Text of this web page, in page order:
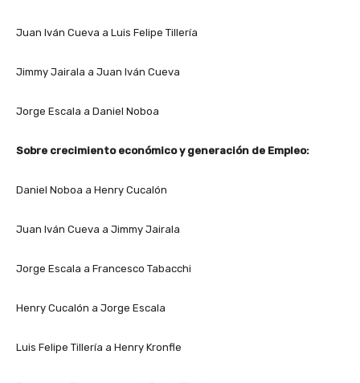
Juan Iván Cueva a Luis Felipe Tillería
Jimmy Jairala a Juan Iván Cueva
Jorge Escala a Daniel Noboa
Sobre crecimiento económico y generación de Empleo:
Daniel Noboa a Henry Cucalón
Juan Iván Cueva a Jimmy Jairala
Jorge Escala a Francesco Tabacchi
Henry Cucalón a Jorge Escala
Luis Felipe Tillería a Henry Kronfle